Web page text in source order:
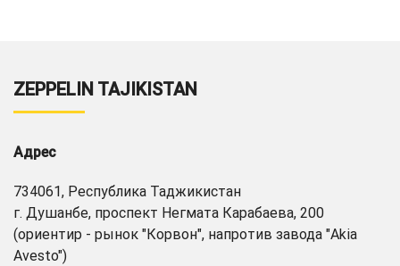
ZEPPELIN TAJIKISTAN
Адрес
734061, Республика Таджикистан
г. Душанбе, проспект Негмата Карабаева, 200
(ориентир - рынок "Корвон", напротив завода "Akia
Avesto")